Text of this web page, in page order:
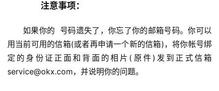
注意事项：
如果你的  号码遗失了，你忘了你的邮箱号码。你可以
用当前可用的信箱(或者再申请一个新的信箱)，将你帐号绑
定的身份证正面和背面的相片(原件)发到正式信箱
service@okx.com，并说明你的问题。